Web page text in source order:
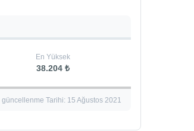
En Yüksek
38.204 ₺
güncellenme Tarihi: 15 Ağustos 2021